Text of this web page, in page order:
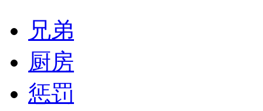
兄弟
厨房
惩罚